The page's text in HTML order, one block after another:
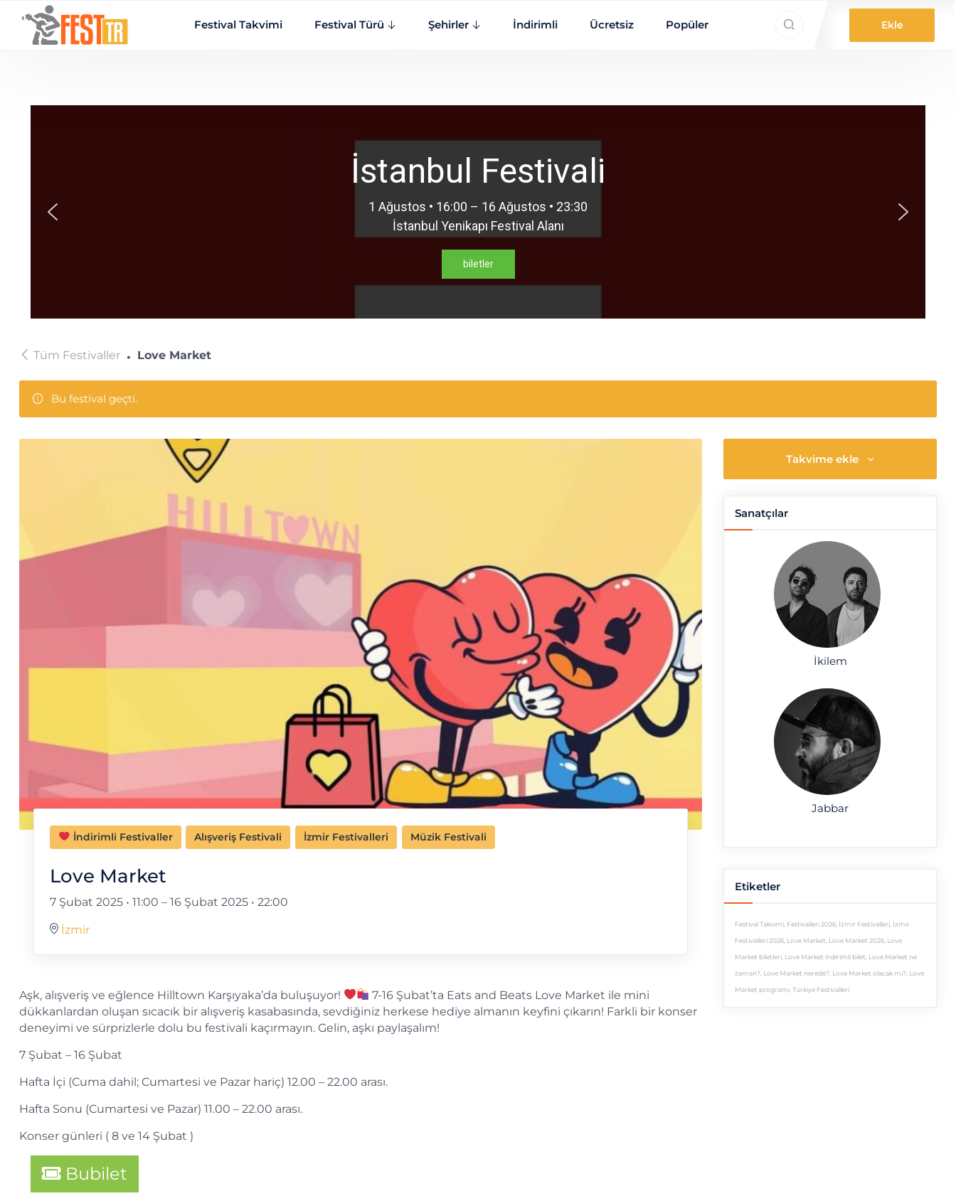
Ana içeriğe atla
Festival Takvimi
Festival Türü Şehirler İndirimli Ücretsiz Popüler Ekle
ne aradınız?
İstanbul Festivali
1 Ağustos • 16:00 – 16 Ağustos • 23:30
İstanbul Yenikapı Festival Alanı
biletler
Tüm Festivaller Love Market
Bu festival geçti.
İndirimli Festivaller Alışveriş Festivali İzmir Festivalleri Müzik Festivali
Love Market
7 Şubat 2025 • 11:00 –16 Şubat 2025 • 22:00
İzmir
Aşk, alışveriş ve eğlence Hilltown Karşıyaka’da buluşuyor!
7-16 Şubat’ta Eats and Beats Love Market ile mini
dükkanlardan oluşan sıcacık bir alışveriş kasabasında, sevdiğiniz herkese hediye almanın keyfini çıkarın! Farkli bir konser
deneyimi ve sürprizlerle dolu bu festivali kaçırmayın. Gelin, aşkı paylaşalım!
7 Şubat – 16 Şubat
Hafta İçi (Cuma dahil; Cumartesi ve Pazar hariç) 12.00 – 22.00 arası.
Hafta Sonu (Cumartesi ve Pazar) 11.00 – 22.00 arası.
Konser günleri ( 8 ve 14 Şubat )
Bubilet
Takvime ekle
Sanatçılar
İkilem
Jabbar
Etiketler
Festival Takvimi Festivalleri 2026 İzmir Festivalleri İzmir
Festivalleri 2026 Love Market Love Market 2026 Love
Market biletleri Love Market indirimli bilet Love Market ne
zaman? Love Market nerede? Love Market olacak mı? Love
Market programı ,Türkiye Festivalleri